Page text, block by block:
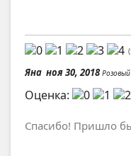
(
Яна ноя 30, 2018
Оценка:
Спасибо! Пришло